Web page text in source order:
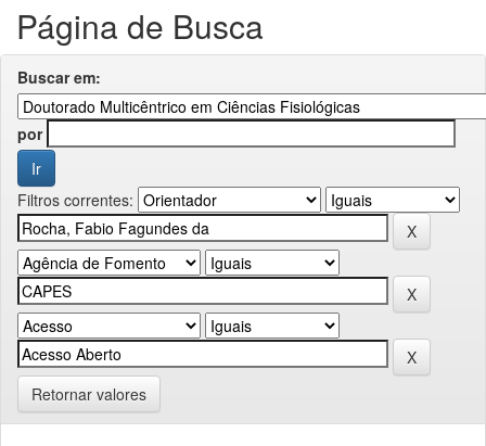
Página de Busca
Buscar em:
por
Filtros correntes:
Retornar valores